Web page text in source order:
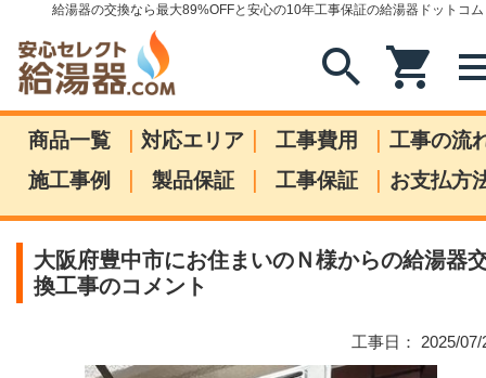
給湯器の交換なら最大89%OFFと安心の10年工事保証の給湯器ドットコム
search shopping_cart
商品一覧 | 対応エリア | 工事費用 | 工事の流
施工事例
| 製品保証 | 工事保証 | お支払方
大阪府豊中市にお住まいのＮ様からの給湯器
換工事のコメント
工事日： 2025/07/